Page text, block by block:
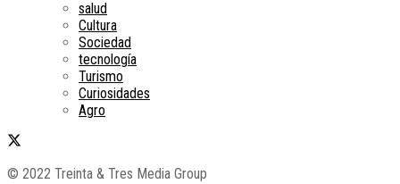
salud
Cultura
Sociedad
tecnología
Turismo
Curiosidades
Agro
© 2022 Treinta & Tres Media Group